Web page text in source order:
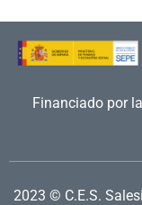
Financiado por
2023 © C.E.S.